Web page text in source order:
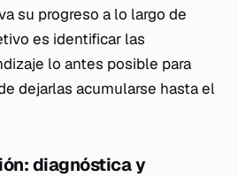
su progreso a lo largo de
es identificar las
lo antes posible para
dejarlas acumularse hasta el
diagnóstica y